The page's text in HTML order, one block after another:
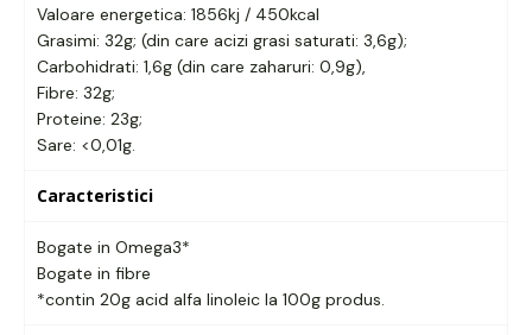
Valoare energetica: 1856kj / 450kcal
Grasimi: 32g; (din care acizi grasi saturati: 3,6g);
Carbohidrati: 1,6g (din care zaharuri: 0,9g),
Fibre: 32g;
Proteine: 23g;
Sare: <0,01g.
Caracteristici
Bogate in Omega3*
Bogate in fibre
*contin 20g acid alfa linoleic la 100g produs.